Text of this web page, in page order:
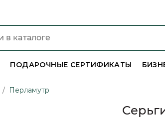
ПОДАРОЧНЫЕ СЕРТИФИКАТЫ
/ Перламутр